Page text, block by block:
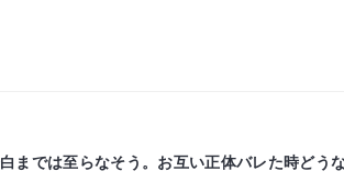
までは至らなそう。お互い正体バレた時どう